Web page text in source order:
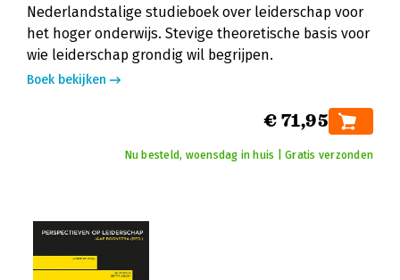
Nederlandstalige studieboek over leiderschap voor
het hoger onderwijs. Stevige theoretische basis voor
wie leiderschap grondig wil begrijpen.
Boek bekijken
€ 71,95
Nu besteld, woensdag in huis | Gratis verzonden